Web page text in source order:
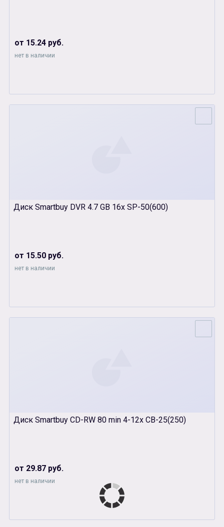
от 15.24 руб.
нет в наличии
Диск Smartbuy DVR 4.7 GB 16x SP-50(600)
от 15.50 руб.
нет в наличии
Диск Smartbuy CD-RW 80 min 4-12x CB-25(250)
от 29.87 руб.
нет в наличии